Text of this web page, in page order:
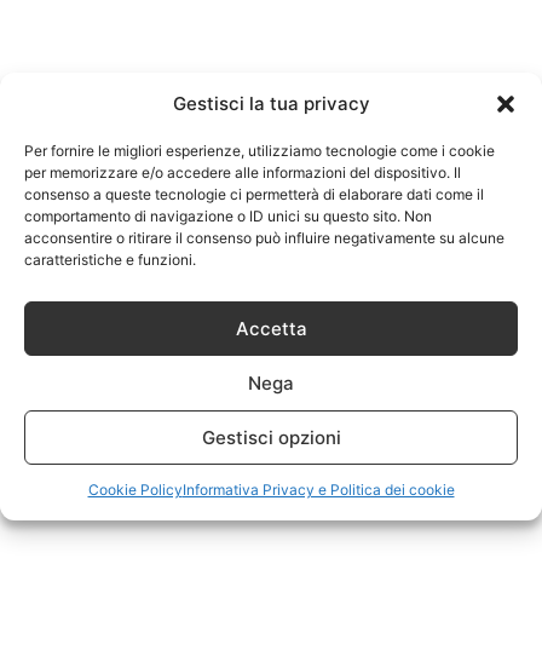
Gestisci la tua privacy
Per fornire le migliori esperienze, utilizziamo tecnologie come i cookie
per memorizzare e/o accedere alle informazioni del dispositivo. Il
consenso a queste tecnologie ci permetterà di elaborare dati come il
comportamento di navigazione o ID unici su questo sito. Non
acconsentire o ritirare il consenso può influire negativamente su alcune
caratteristiche e funzioni.
Accetta
Nega
Gestisci opzioni
Cookie PolicyInformativa Privacy e Politica dei cookie